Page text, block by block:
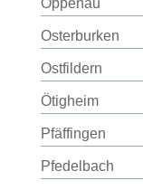
Oppenau
Osterburken
Ostfildern
Ötigheim
Pfäffingen
Pfedelbach